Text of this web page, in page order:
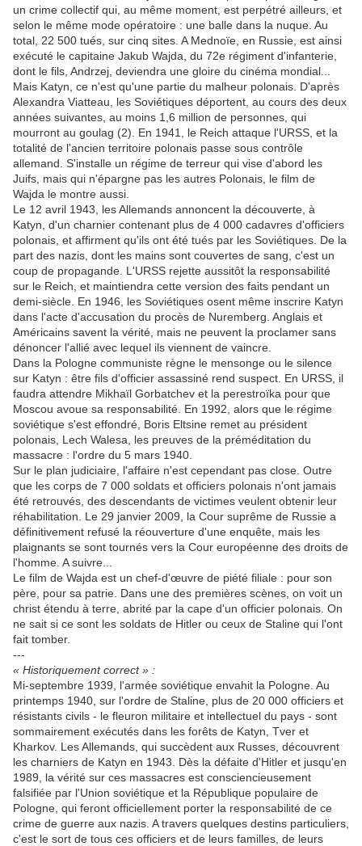
un crime collectif qui, au même moment, est perpétré ailleurs, et
selon le même mode opératoire : une balle dans la nuque. Au
total, 22 500 tués, sur cinq sites. A Mednoïe, en Russie, est ainsi
exécuté le capitaine Jakub Wajda, du 72e régiment d'infanterie,
dont le fils, Andrzej, deviendra une gloire du cinéma mondial...
Mais Katyn, ce n'est qu'une partie du malheur polonais. D'après
Alexandra Viatteau, les Soviétiques déportent, au cours des deux
années suivantes, au moins 1,6 million de personnes, qui
mourront au goulag (2). En 1941, le Reich attaque l'URSS, et la
totalité de l'ancien territoire polonais passe sous contrôle
allemand. S'installe un régime de terreur qui vise d'abord les
Juifs, mais qui n'épargne pas les autres Polonais, le film de
Wajda le montre aussi.
Le 12 avril 1943, les Allemands annoncent la découverte, à
Katyn, d'un charnier contenant plus de 4 000 cadavres d'officiers
polonais, et affirment qu'ils ont été tués par les Soviétiques. De la
part des nazis, dont les mains sont couvertes de sang, c'est un
coup de propagande. L'URSS rejette aussitôt la responsabilité
sur le Reich, et maintiendra cette version des faits pendant un
demi-siècle. En 1946, les Soviétiques osent même inscrire Katyn
dans l'acte d'accusation du procès de Nuremberg. Anglais et
Américains savent la vérité, mais ne peuvent la proclamer sans
dénoncer l'allié avec lequel ils viennent de vaincre.
Dans la Pologne communiste règne le mensonge ou le silence
sur Katyn : être fils d'officier assassiné rend suspect. En URSS, il
faudra attendre Mikhaïl Gorbatchev et la perestroïka pour que
Moscou avoue sa responsabilité. En 1992, alors que le régime
soviétique s'est effondré, Boris Eltsine remet au président
polonais, Lech Walesa, les preuves de la préméditation du
massacre : l'ordre du 5 mars 1940.
Sur le plan judiciaire, l'affaire n'est cependant pas close. Outre
que les corps de 7 000 soldats et officiers polonais n'ont jamais
été retrouvés, des descendants de victimes veulent obtenir leur
réhabilitation. Le 29 janvier 2009, la Cour suprême de Russie a
définitivement refusé la réouverture d'une enquête, mais les
plaignants se sont tournés vers la Cour européenne des droits de
l'homme. A suivre...
Le film de Wajda est un chef-d'œuvre de piété filiale : pour son
père, pour sa patrie. Dans une des premières scènes, on voit un
christ étendu à terre, abrité par la cape d'un officier polonais. On
ne sait si ce sont les soldats de Hitler ou ceux de Staline qui l'ont
fait tomber.
---
« Historiquement correct » :
Mi-septembre 1939, l'armée soviétique envahit la Pologne. Au
printemps 1940, sur l'ordre de Staline, plus de 20 000 officiers et
résistants civils - le fleuron militaire et intellectuel du pays - sont
sommairement exécutés dans les forêts de Katyn, Tver et
Kharkov. Les Allemands, qui succèdent aux Russes, découvrent
les charniers de Katyn en 1943. Dès la défaite d'Hitler et jusqu'en
1989, la vérité sur ces massacres est consciencieusement
falsifiée par l'Union soviétique et la République populaire de
Pologne, qui feront officiellement porter la responsabilité de ce
crime de guerre aux nazis. A travers quelques destins particuliers,
c'est le sort de tous ces officiers et de leurs familles, de leurs